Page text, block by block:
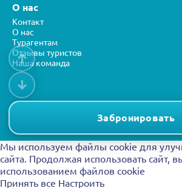
Забронировать
О нас
Контакт
О нас
Турагентам
Отзывы туристов
Наша команда
Представленная на сайте информация носит
не является публичной
↑
↓
Мы используем файлы cookie для
сайта. Продолжая использовать сайт,
использованием файлов cookie
Принять все Настроить